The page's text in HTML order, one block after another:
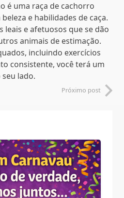
é uma raça de cachorro
e habilidades de caça.
leais e afetuosos que se dão
animais de estimação.
incluindo exercícios
consistente, você terá um
seu lado.
Próximo post